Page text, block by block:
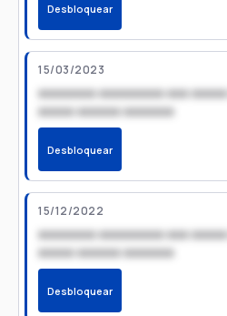
Desbloquear
15/03/2023
xxxxxxxx xxxxxxxxx xxx
xxxxx xxxxxx xxxxxxx
Desbloquear
15/12/2022
xxxxxxxx xxxxxxxxx xxx
xxxxx xxxxxx xxxxxxx
Desbloquear